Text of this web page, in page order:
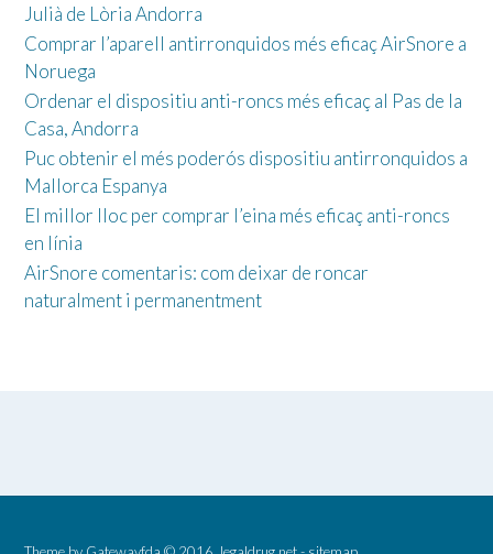
Julià de Lòria Andorra
Comprar l’aparell antirronquidos més eficaç AirSnore a
Noruega
Ordenar el dispositiu anti-roncs més eficaç al Pas de la
Casa, Andorra
Puc obtenir el més poderós dispositiu antirronquidos a
Mallorca Espanya
El millor lloc per comprar l’eina més eficaç anti-roncs
en línia
AirSnore comentaris: com deixar de roncar
naturalment i permanentment